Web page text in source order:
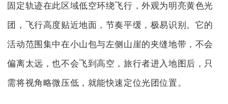
固定轨迹在此区域低空环绕飞行，外观为明亮黄色光
团，飞行高度贴近地面，节奏平缓，极易识别。它的
活动范围集中在小山包与左侧山崖的夹缝地带，不会
偏离太远，也不会飞到高空，旅行者进入地图后，只
需将视角略微压低，就能快速定位光团位置。